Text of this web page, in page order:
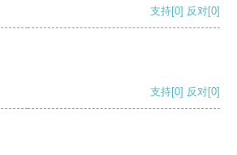
支持[0] 反对[0]
支持[0] 反对[0]